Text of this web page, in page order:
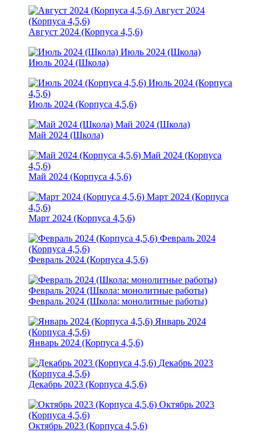
Август 2024
(Корпуса 4,5,6)
Август 2024 (Корпуса 4,5,6)
Июль 2024 (Школа)
Июль 2024 (Школа)
Июль 2024 (Корпуса
4,5,6)
Июль 2024 (Корпуса 4,5,6)
Май 2024 (Школа)
Май 2024 (Школа)
Май 2024 (Корпуса
4,5,6)
Май 2024 (Корпуса 4,5,6)
Март 2024 (Корпуса
4,5,6)
Март 2024 (Корпуса 4,5,6)
Февраль 2024
(Корпуса 4,5,6)
Февраль 2024 (Корпуса 4,5,6)
Февраль 2024 (Школа: монолитные работы)
Февраль 2024 (Школа: монолитные работы)
Январь 2024
(Корпуса 4,5,6)
Январь 2024 (Корпуса 4,5,6)
Декабрь 2023
(Корпуса 4,5,6)
Декабрь 2023 (Корпуса 4,5,6)
Октябрь 2023
(Корпуса 4,5,6)
Октябрь 2023 (Корпуса 4,5,6)